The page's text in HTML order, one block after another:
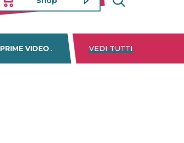
PRIME VIDEO DISNEY+ NETFLIX
VEDI TUTTI